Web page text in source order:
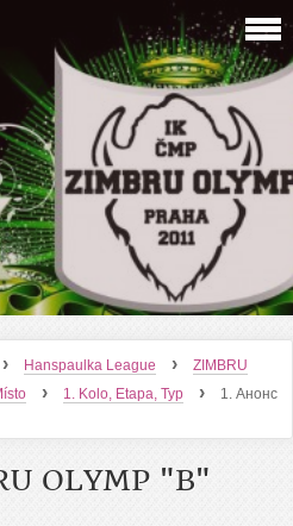
› Hanspaulka League ›
ZIMBRU
› 1. Kolo, Etapa, Тур ›
1. Анонс
OLYMP "B"